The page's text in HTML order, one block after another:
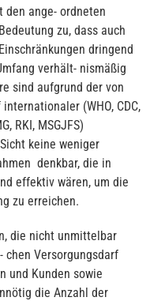
den ange- ordneten
zu, dass auch
dringend
verhält- nismäßig
sind aufgrund der von
(WHO, CDC,
RKI, MSGJFS)
keine weniger
denkbar, die in
effektiv wären, um die
zu erreichen.
die nicht unmittelbar
Versorgungsdarf
und Kunden sowie
die Anzahl der